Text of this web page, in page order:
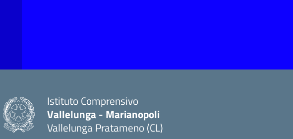
Istituto Comprensivo
Vallelunga - Marianopoli
Vallelunga Pratameno (CL)